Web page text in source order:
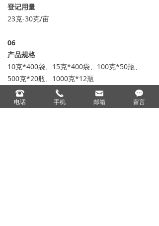
登记用量
23克-30克/亩
06
产品规格
10克*400袋、15克*400袋、100克*50瓶、
500克*20瓶、1000克*12瓶
产品标签
뀰
电话
끅
手机
낂
邮箱
끁
留言